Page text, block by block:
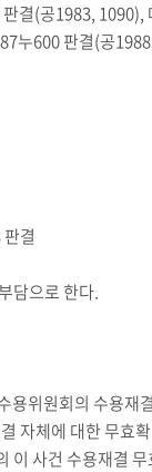
결(공1983, 1090),
누600 판결(공
결
담으로 한다.
용위원회의 수용
자체에 대한 무효
이 사건 수용재결